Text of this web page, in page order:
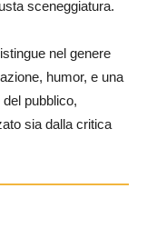
sceneggiatura.
nel genere
humor, e una
pubblico,
sia dalla critica